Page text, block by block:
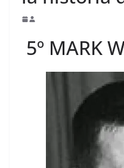
5º MARK